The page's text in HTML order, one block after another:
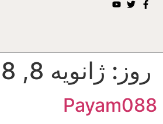
روز: ژانویه 8, 2018
Payam088